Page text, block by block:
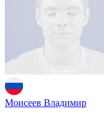
Моисеев Владимир